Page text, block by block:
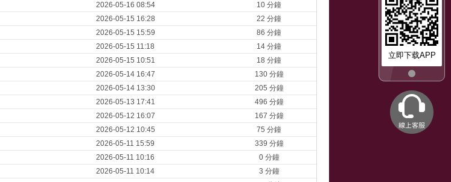
立即下载APP
2026-05-16 08:54
10 分鐘
2026-05-15 16:28
22 分鐘
2026-05-15 15:59
86 分鐘
2026-05-15 11:18
14 分鐘
2026-05-15 10:51
18 分鐘
2026-05-14 16:47
130 分鐘
2026-05-14 13:30
205 分鐘
2026-05-13 17:41
496 分鐘
2026-05-12 16:07
167 分鐘
2026-05-12 10:45
75 分鐘
2026-05-11 15:59
339 分鐘
2026-05-11 10:16
0 分鐘
2026-05-11 10:14
3 分鐘